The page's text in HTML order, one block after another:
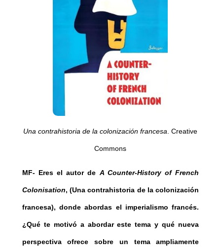
Una contrahistoria de la colonización francesa. Creative
Commons
MF- Eres el autor de A Counter-History of French
Colonisation, (Una contrahistoria de la colonización
francesa), donde abordas el imperialismo francés.
¿Qué te motivó a abordar este tema y qué nueva
perspectiva ofrece sobre un tema ampliamente